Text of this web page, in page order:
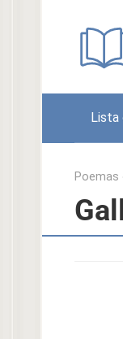
Lista